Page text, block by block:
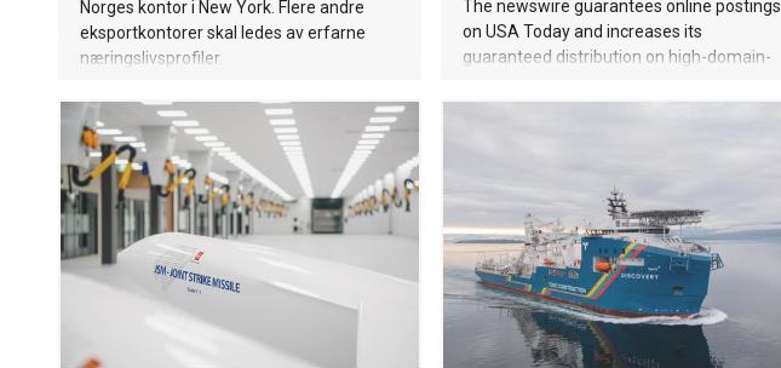
Norges kontor i New York. Flere andre
eksportkontorer skal ledes av erfarne
næringslivsprofiler.
The newswire guarantees online postings
on USA Today and increases its
guaranteed distribution on high-domain-
visibility